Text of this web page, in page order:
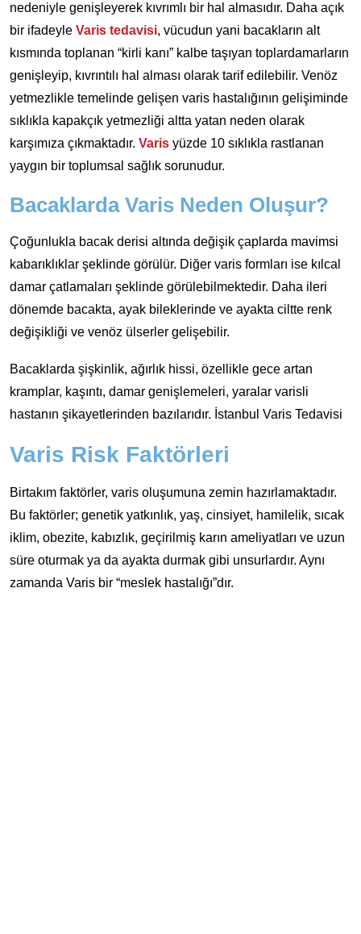
nedeniyle genişleyerek kıvrımlı bir hal almasıdır. Daha açık
bir ifadeyle Varis tedavisi, vücudun yani bacakların alt
kısmında toplanan “kirli kanı” kalbe taşıyan toplardamarların
genişleyip, kıvrıntılı hal alması olarak tarif edilebilir. Venöz
yetmezlikle temelinde gelişen varis hastalığının gelişiminde
sıklıkla kapakçık yetmezliği altta yatan neden olarak
karşımıza çıkmaktadır. Varis yüzde 10 sıklıkla rastlanan
yaygın bir toplumsal sağlık sorunudur.
Bacaklarda Varis Neden Oluşur?
Çoğunlukla bacak derisi altında değişik çaplarda mavimsi
kabarıklıklar şeklinde görülür. Diğer varis formları ise kılcal
damar çatlamaları şeklinde görülebilmektedir. Daha ileri
dönemde bacakta, ayak bileklerinde ve ayakta ciltte renk
değişikliği ve venöz ülserler gelişebilir.
Bacaklarda şişkinlik, ağırlık hissi, özellikle gece artan
kramplar, kaşıntı, damar genişlemeleri, yaralar varisli
hastanın şikayetlerinden bazılarıdır. İstanbul Varis Tedavisi
Varis Risk Faktörleri
Birtakım faktörler, varis oluşumuna zemin hazırlamaktadır.
Bu faktörler; genetik yatkınlık, yaş, cinsiyet, hamilelik, sıcak
iklim, obezite, kabızlık, geçirilmiş karın ameliyatları ve uzun
süre oturmak ya da ayakta durmak gibi unsurlardır. Aynı
zamanda Varis bir “meslek hastalığı”dır.